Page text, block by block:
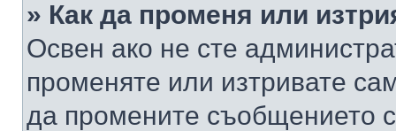
» Как да променя или
Освен ако не сте
променяте или изтривате
да промените съобщението